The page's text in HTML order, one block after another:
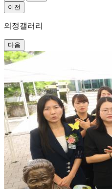
이전
의정갤러리
다음